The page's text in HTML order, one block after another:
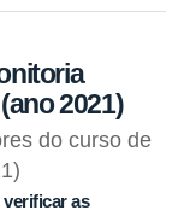
2021)
do curso de
as